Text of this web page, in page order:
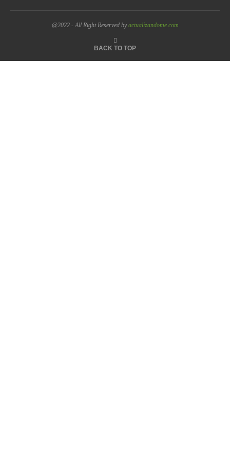
@2022 - All Right Reserved byactualizandome.com
BACK TO TOP